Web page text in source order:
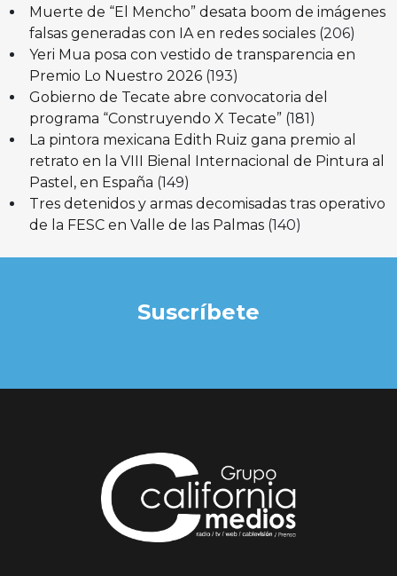
Muerte de “El Mencho” desata boom de imágenes
falsas generadas con IA en redes sociales (206)
Yeri Mua posa con vestido de transparencia en
Premio Lo Nuestro 2026 (193)
Gobierno de Tecate abre convocatoria del
programa “Construyendo X Tecate” (181)
La pintora mexicana Edith Ruiz gana premio al
retrato en la VIII Bienal Internacional de Pintura al
Pastel, en España (149)
Tres detenidos y armas decomisadas tras operativo
de la FESC en Valle de las Palmas (140)
Suscríbete